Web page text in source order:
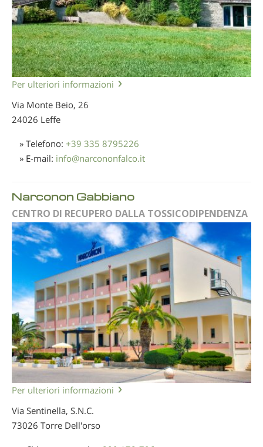
Per ulteriori informazioni
Via Monte Beio, 26
24026 Leffe
» Telefono: +39 335 8795226
» E-mail: info@narcononfalco.it
Narconon Gabbiano
CENTRO DI RECUPERO DALLA TOSSICODIPENDENZA
Per ulteriori informazioni
Via Sentinella, S.N.C.
73026 Torre Dell'orso